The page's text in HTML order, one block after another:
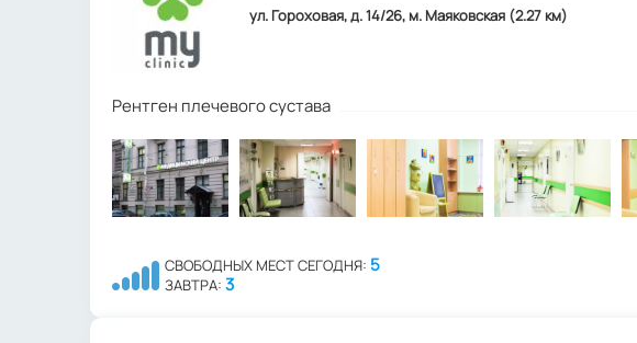
ул. Гороховая, д. 14/26, м. Маяковская (2.27 км)
Рентген плечевого сустава
СВОБОДНЫХ МЕСТ СЕГОДНЯ: 5
ЗАВТРА: 3